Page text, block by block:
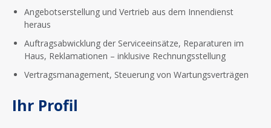
Angebotserstellung und Vertrieb aus dem Innendienst
heraus
Auftragsabwicklung der Serviceeinsätze, Reparaturen im
Haus, Reklamationen – inklusive Rechnungsstellung
Vertragsmanagement, Steuerung von Wartungsverträgen
Ihr Profil